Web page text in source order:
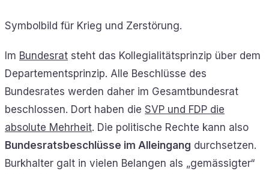
Symbolbild für Krieg und Zerstörung.
Im Bundesrat steht das Kollegialitätsprinzip über dem
Departementsprinzip. Alle Beschlüsse des
Bundesrates werden daher im Gesamtbundesrat
beschlossen. Dort haben die SVP und FDP die
absolute Mehrheit. Die politische Rechte kann also
Bundesratsbeschlüsse im Alleingang durchsetzen.
Burkhalter galt in vielen Belangen als „gemässigter“